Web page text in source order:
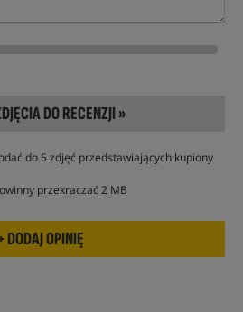
DO RECENZJI »
do 5 zdjęć przedstawiających kupiony
przekraczać 2 MB